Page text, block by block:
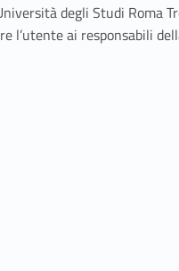
degli Studi Roma
l’utente ai responsabili